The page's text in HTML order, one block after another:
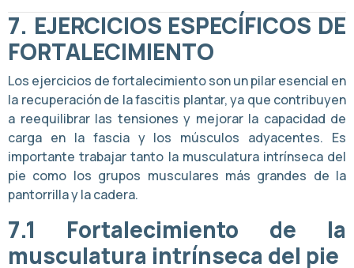
7. EJERCICIOS ESPECÍFICOS DE
FORTALECIMIENTO
Los ejercicios de fortalecimiento son un pilar esencial en
la recuperación de la fascitis plantar, ya que contribuyen
a reequilibrar las tensiones y mejorar la capacidad de
carga en la fascia y los músculos adyacentes. Es
importante trabajar tanto la musculatura intrínseca del
pie como los grupos musculares más grandes de la
pantorrilla y la cadera.
7.1 Fortalecimiento de la
musculatura intrínseca del pie